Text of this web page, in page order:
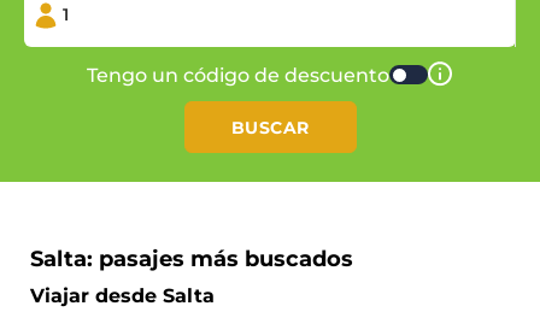
BUSCAR
Tengo un código de descuento
Salta: pasajes más buscados
Viajar desde Salta